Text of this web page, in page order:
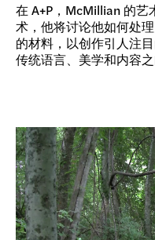
在 A+P，McMillian 的
术，他将讨论他如何处
的材料，以创作引人注
传统语言、美学和内容之